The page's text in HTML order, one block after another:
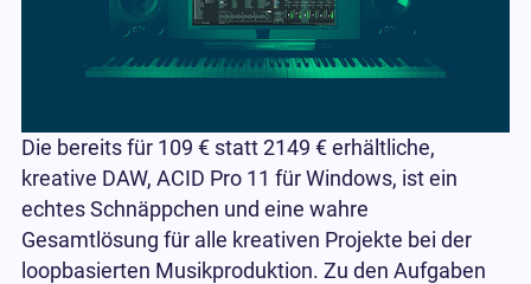
Die bereits für 109 € statt 2149 € erhältliche,
kreative DAW, ACID Pro 11 für Windows, ist ein
echtes Schnäppchen und eine wahre
Gesamtlösung für alle kreativen Projekte bei der
loopbasierten Musikproduktion. Zu den Aufgaben